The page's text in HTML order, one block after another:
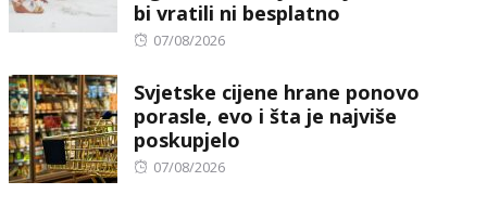
bi vratili ni besplatno
Posted
07/08/2026
Svjetske cijene hrane ponovo
porasle, evo i šta je najviše
poskupjelo
Posted
07/08/2026